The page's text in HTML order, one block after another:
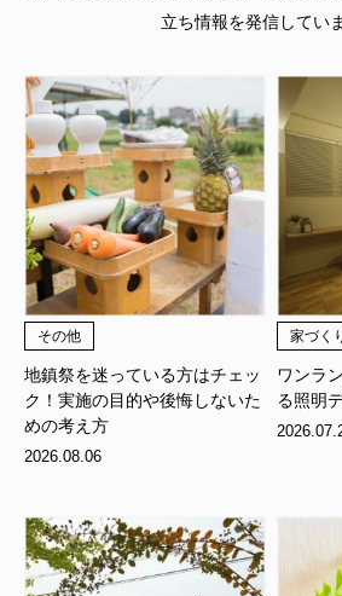
立ち情報を発信してい
その他
地鎮祭を迷っている方はチェッ
ク！実施の目的や後悔しないた
めの考え方
2026.08.06
家づく
ワンラ
る照明